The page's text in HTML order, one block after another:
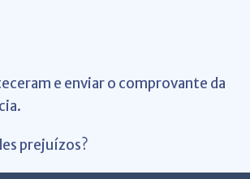
e enviar o comprovante da
prejuízos?